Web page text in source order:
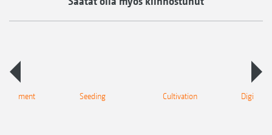
Seeding Cultivation Digital